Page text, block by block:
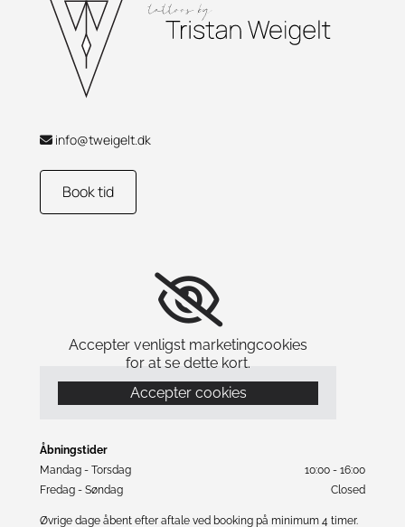
 info@tweigelt.dk
Book tid
Accepter venligst marketingcookies
for at se dette kort.
Accepter cookies
Åbningstider
Mandag - Torsdag
10:00 - 16:00
Fredag - Søndag
Closed
Øvrige dage åbent efter aftale ved booking på minimum 4 timer.